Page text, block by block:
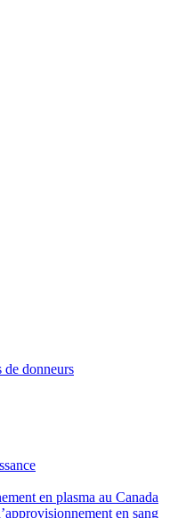
de donneurs
en plasma au Canada
en sang